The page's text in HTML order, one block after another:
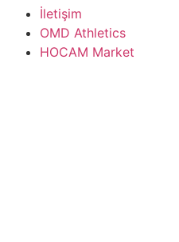
İletişim
OMD Athletics
HOCAM Market